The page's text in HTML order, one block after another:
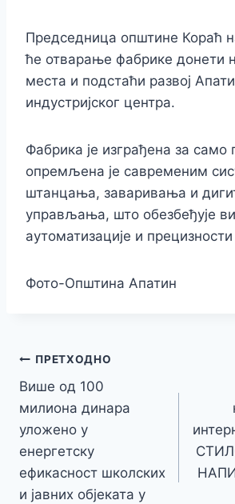
Председница општине Кораћ
ће отварање фабрике донети
места и подстаћи развој
индустријског центра.
Фабрика је изграђена за само
опремљена је савременим
штанцања, заваривања и
управљања, што обезбеђује
аутоматизације и
Фото-Општина Апатин
Кретање
чланка
ПРЕТХОДНО
Више од 100
милиона динара
уложено у
енергетску
ефикасност школских
и јавних објеката у